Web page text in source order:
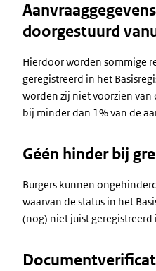
doorgestuurd
Hierdoor worden sommige
geregistreerd in het
worden zij niet voorzien van
bij minder dan 1% van de
Géén hinder bij
Burgers kunnen
waarvan de status in het
(nog) niet juist geregistreerd